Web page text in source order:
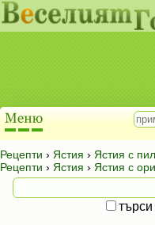
Рецепти › Ястия › Ястия с
Рецепти › Ястия › Ястия с